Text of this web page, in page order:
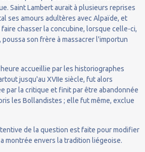
Saint Lambert aurait à plusieurs reprises
ses amours adultères avec Alpaïde, et
chasser la concubine, lorsque celle-ci,
son frère à massacrer l'importun
accueillie par les historiographes
jusqu'au XVIIe siècle, fut alors
par la critique et finit par être abandonnée
les Bollandistes ; elle fut même, exclue
de la question est faite pour modifier
montrée envers la tradition liégeoise.